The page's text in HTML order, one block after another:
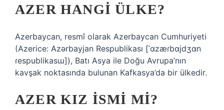
AZER HANGI ÜLKE?
Azerbaycan, resmî olarak Azerbaycan Cumhuriyeti
(Azerice: Azərbayjan Respublikası [ˈɑzæɾbɑjdʒɑn
ɾespublikasɯ]), Batı Asya ile Doğu Avrupa’nın
kavşak noktasında bulunan Kafkasya’da bir ülkedir.
AZER KIZ ISMI MI?